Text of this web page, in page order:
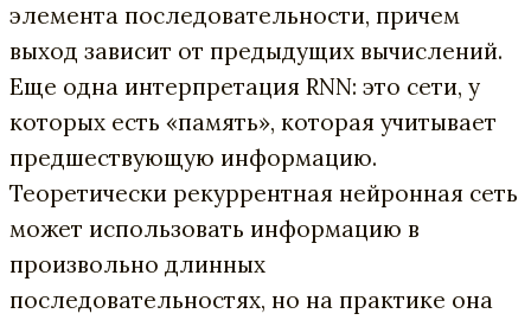
элемента последовательности, причем
выход зависит от предыдущих вычислений.
Еще одна интерпретация RNN: это сети, у
которых есть «память», которая учитывает
предшествующую информацию.
Теоретически рекуррентная нейронная сеть
может использовать информацию в
произвольно длинных
последовательностях, но на практике она